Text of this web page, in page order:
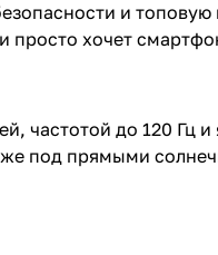
и
хочет
частотой до 120
под прямыми